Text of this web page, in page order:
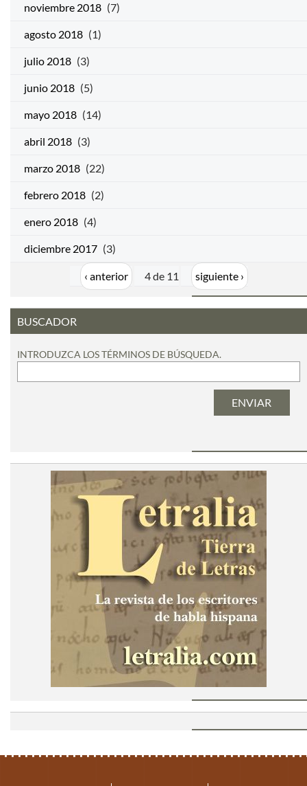
noviembre 2018 (7)
agosto 2018 (1)
julio 2018 (3)
junio 2018 (5)
mayo 2018 (14)
abril 2018 (3)
marzo 2018 (22)
febrero 2018 (2)
enero 2018 (4)
diciembre 2017 (3)
‹ anterior 4 de 11 siguiente ›
BUSCADOR
INTRODUZCA LOS TÉRMINOS DE BÚSQUEDA.